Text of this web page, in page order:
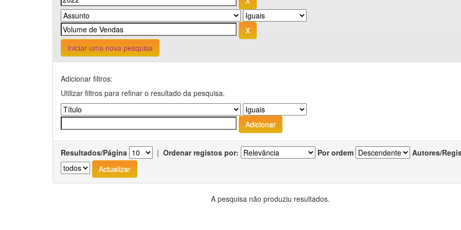
Iniciar uma nova pesquisa
Adicionar filtros:
Utilizar filtros para refinar o resultado da pesquisa.
Resultados/Página | Ordenar registos por: Por ordem Autores/
A pesquisa não produziu resultados.